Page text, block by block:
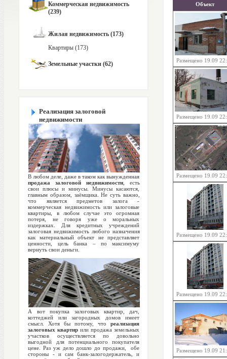
Коммерческая недвижимость
(239)
Жилая недвижимость (173)
Квартиры (173)
Земельные участки (62)
Реализация залоговой
недвижимости
В любом деле, даже в таком как вынужденная
продажа залоговой недвижимости, есть
свои плюсы и минусы. Минусы касаются,
главным образом, заёмщика. Не суть важно,
что является предметов залога -
коммерческая недвижимость или залоговые
квартиры, в любом случае это огромная
потеря, не говоря уже о моральных
издержках. Для кредитных учреждений
залоговая недвижимость любого назначения
как материальный объект не представляет
ценности, цель банка – по максимуму
вернуть свои деньги.
А вот покупка залоговых квартир, дач,
коттеджей или загородных домов имеет
смысл. Хотя бы потому, чтореализация
залоговых квартир или продажа земельных
участков осуществляется по довольно
выгодной для потенциального покупателя
цене. Раз уж дело дошло до продажи, обе
стороны - и сам банк-залогодержатель, и
Объект
Размещено 19.09
Размещено 19.09
Размещено 19.09
Размещено 19.09
Размещено 19.09
Размещено 19.09